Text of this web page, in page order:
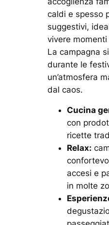
caldi e spesso
suggestivi,
vivere
La campagna
durante le
un’atmosfera
dal caos.
Cucina
con
ricette
Relax:
accesi e
in molte